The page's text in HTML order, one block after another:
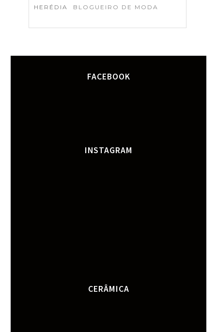
HERÉDIA
BLOGUEIRO DE MODA
FACEBOOK
INSTAGRAM
CERÂMICA